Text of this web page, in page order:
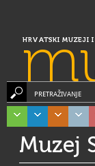
HRVATSKI MUZEJI I
PRETRAŽIVANJE
Muzej